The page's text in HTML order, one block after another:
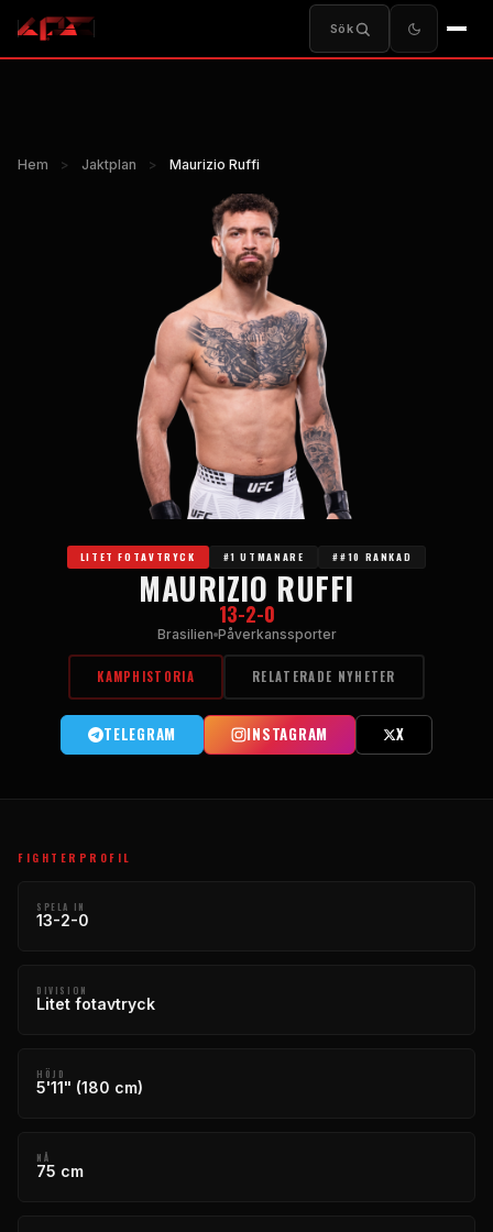
Sök
Hem > Jaktplan > Maurizio Ruffi
LITET FOTAVTRYCK #1 UTMANARE ##10 RANKAD
MAURIZIO RUFFI
13-2-0
Brasilien Påverkanssporter
KAMPHISTORIA RELATERADE NYHETER
TELEGRAM INSTAGRAM X
FIGHTERPROFIL
SPELA IN
13-2-0
DIVISION
Litet fotavtryck
HÖJD
5'11" (180 cm)
NÅ
75 cm